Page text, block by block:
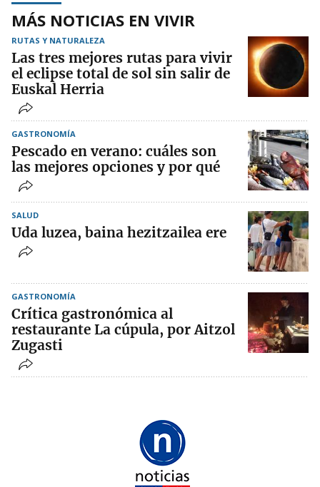
MÁS NOTICIAS EN VIVIR
RUTAS Y NATURALEZA
Las tres mejores rutas para vivir
el eclipse total de sol sin salir de
Euskal Herria
GASTRONOMÍA
Pescado en verano: cuáles son
las mejores opciones y por qué
SALUD
Uda luzea, baina hezitzailea ere
GASTRONOMÍA
Crítica gastronómica al
restaurante La cúpula, por Aitzol
Zugasti